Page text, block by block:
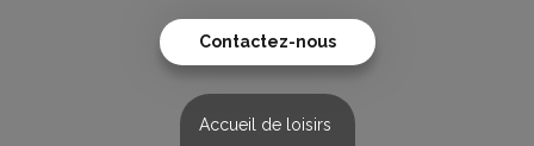
Contactez-nous
Accueil de loisirs